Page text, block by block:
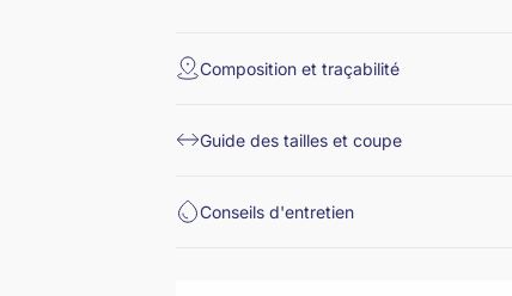
Composition et traçabilité
Guide des tailles et coupe
Conseils d'entretien